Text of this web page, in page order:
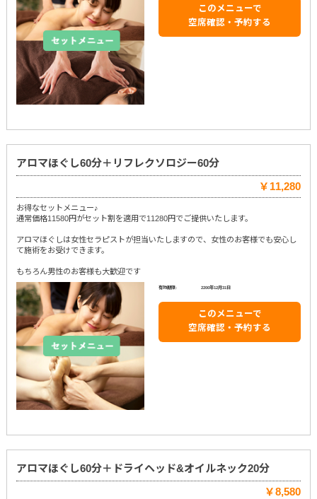
このメニューで
空席確認・予約する
アロマほぐし60分＋リフレクソロジー60分
￥11,280
お得なセットメニュー♪
通常価格11580円がセット割を適用で11280円でご提供いたします。
アロマほぐしは女性セラピストが担当いたしますので、女性のお客様でも安心し
て施術をお受けできます。
もちろん男性のお客様も大歓迎です
有効期限: 2200年12月31日
このメニューで
空席確認・予約する
アロマほぐし60分＋ドライヘッド&オイルネック20分
￥8,580